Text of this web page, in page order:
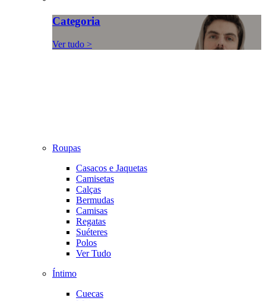
Categoria
Ver tudo >
Roupas
Casacos e Jaquetas
Camisetas
Calças
Bermudas
Camisas
Regatas
Suéteres
Polos
Ver Tudo
Íntimo
Cuecas